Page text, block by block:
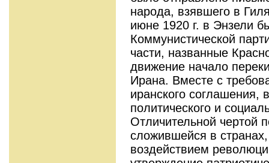
народа, взявшего в
июне 1920 г. в Энзели
Коммунистической
части, названные
движение начало
Ирана. Вместе с
иранского соглашения,
политического и
Отличительной чертой
сложившейся в
воздействием